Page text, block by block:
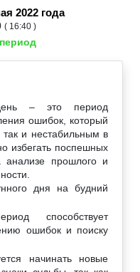
2022 года
( 16:40 )
– это период
ошибок, который
и нестабильным в
избегать поспешных
анализе прошлого и
дня на будний
способствует
ошибок и поиску
начинать новые